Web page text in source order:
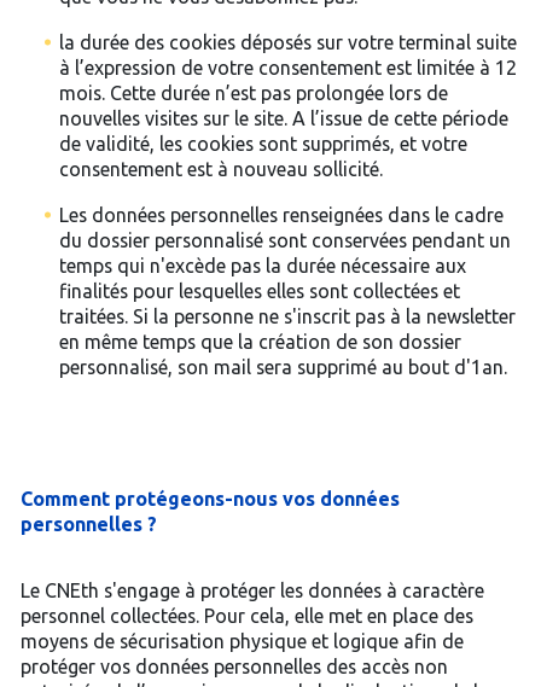
la durée des cookies déposés sur votre terminal suite
à l’expression de votre consentement est limitée à 12
mois. Cette durée n’est pas prolongée lors de
nouvelles visites sur le site. A l’issue de cette période
de validité, les cookies sont supprimés, et votre
consentement est à nouveau sollicité.
Les données personnelles renseignées dans le cadre
du dossier personnalisé sont conservées pendant un
temps qui n'excède pas la durée nécessaire aux
finalités pour lesquelles elles sont collectées et
traitées. Si la personne ne s'inscrit pas à la newsletter
en même temps que la création de son dossier
personnalisé, son mail sera supprimé au bout d'1an.
Comment protégeons-nous vos données
personnelles ?
Le CNEth s'engage à protéger les données à caractère
personnel collectées. Pour cela, elle met en place des
moyens de sécurisation physique et logique afin de
protéger vos données personnelles des accès non